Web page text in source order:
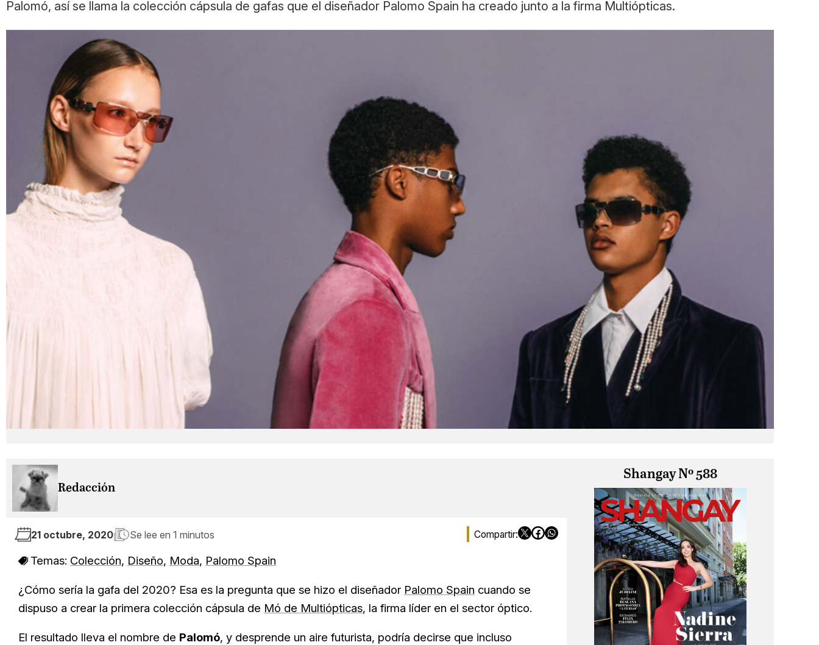
Palomó, así se llama la colección cápsula de gafas que el diseñador Palomo Spain ha creado junto a la firma Multiópticas.
Redacción
21 octubre, 2020 Se lee en 1 minutos
Temas: Colección, Diseño, Moda, Palomo Spain
¿Cómo sería la gafa del 2020? Esa es la pregunta que se hizo el diseñador Palomo Spain cuando se
dispuso a crear la primera colección cápsula de Mó de Multiópticas, la firma líder en el sector óptico.
El resultado lleva el nombre de Palomó, y desprende un aire futurista, podría decirse que incluso
Shangay Nº 588